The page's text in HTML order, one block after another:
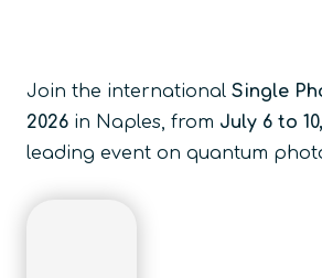
Join the international Single
2026 in Naples, from July 6 to
leading event on quantum